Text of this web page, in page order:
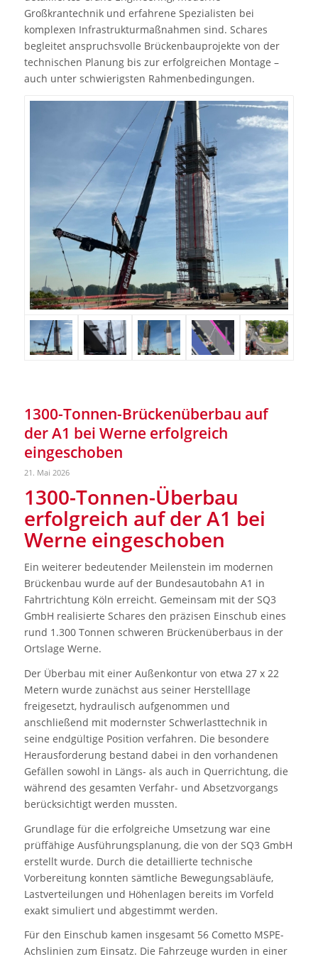
Großkrantechnik und erfahrene Spezialisten bei
komplexen Infrastrukturmaßnahmen sind. Schares
begleitet anspruchsvolle Brückenbauprojekte von der
technischen Planung bis zur erfolgreichen Montage –
auch unter schwierigsten Rahmenbedingungen.
1300-Tonnen-Brückenüberbau auf
der A1 bei Werne erfolgreich
eingeschoben
21. Mai 2026
1300-Tonnen-Überbau
erfolgreich auf der A1 bei
Werne eingeschoben
Ein weiterer bedeutender Meilenstein im modernen
Brückenbau wurde auf der Bundesautobahn A1 in
Fahrtrichtung Köln erreicht. Gemeinsam mit der SQ3
GmbH realisierte Schares den präzisen Einschub eines
rund 1.300 Tonnen schweren Brückenüberbaus in der
Ortslage Werne.
Der Überbau mit einer Außenkontur von etwa 27 x 22
Metern wurde zunächst aus seiner Herstelllage
freigesetzt, hydraulisch aufgenommen und
anschließend mit modernster Schwerlasttechnik in
seine endgültige Position verfahren. Die besondere
Herausforderung bestand dabei in den vorhandenen
Gefällen sowohl in Längs- als auch in Querrichtung, die
während des gesamten Verfahr- und Absetzvorgangs
berücksichtigt werden mussten.
Grundlage für die erfolgreiche Umsetzung war eine
prüffähige Ausführungsplanung, die von der SQ3 GmbH
erstellt wurde. Durch die detaillierte technische
Vorbereitung konnten sämtliche Bewegungsabläufe,
Lastverteilungen und Höhenlagen bereits im Vorfeld
exakt simuliert und abgestimmt werden.
Für den Einschub kamen insgesamt 56 Cometto MSPE-
Achslinien zum Einsatz. Die Fahrzeuge wurden in einer